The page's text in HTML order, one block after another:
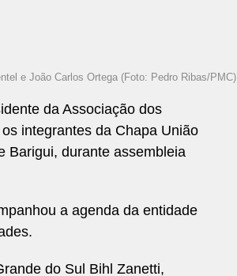
e João Carlos Ortega (Foto: Pedro Ribas/PMC)
da Associação dos
integrantes da Chapa União
Barigui, durante assembleia
a agenda da entidade
do Sul Bihl Zanetti,